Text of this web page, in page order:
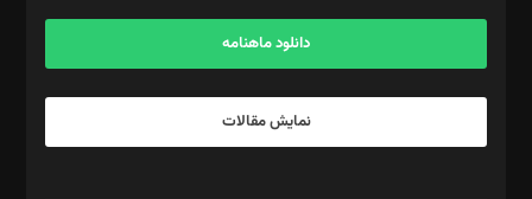
آگهی و مشترکین: ۰۹۱۹۹۹۹۰۴۵۴
دانلود ماهنامه
نمایش مقالات